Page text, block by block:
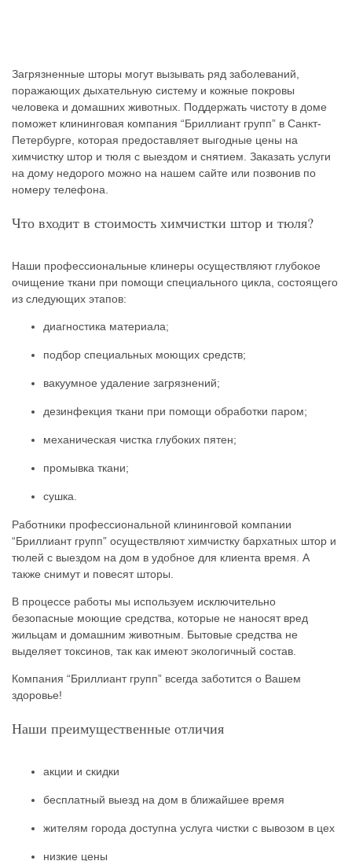
Загрязненные шторы могут вызывать ряд заболеваний,
поражающих дыхательную систему и кожные покровы
человека и домашних животных. Поддержать чистоту в доме
поможет клининговая компания “Бриллиант групп” в Санкт-
Петербурге, которая предоставляет выгодные цены на
химчистку штор и тюля с выездом и снятием. Заказать услуги
на дому недорого можно на нашем сайте или позвонив по
номеру телефона.
Что входит в стоимость химчистки штор и тюля?
Наши профессиональные клинеры осуществляют глубокое
очищение ткани при помощи специального цикла, состоящего
из следующих этапов:
диагностика материала;
подбор специальных моющих средств;
вакуумное удаление загрязнений;
дезинфекция ткани при помощи обработки паром;
механическая чистка глубоких пятен;
промывка ткани;
сушка.
Работники профессиональной клининговой компании
“Бриллиант групп” осуществляют химчистку бархатных штор и
тюлей с выездом на дом в удобное для клиента время. А
также снимут и повесят шторы.
В процессе работы мы используем исключительно
безопасные моющие средства, которые не наносят вред
жильцам и домашним животным. Бытовые средства не
выделяет токсинов, так как имеют экологичный состав.
Компания “Бриллиант групп” всегда заботится о Вашем
здоровье!
Наши преимущественные отличия
акции и скидки
бесплатный выезд на дом в ближайшее время
жителям города доступна услуга чистки с вывозом в цех
низкие цены